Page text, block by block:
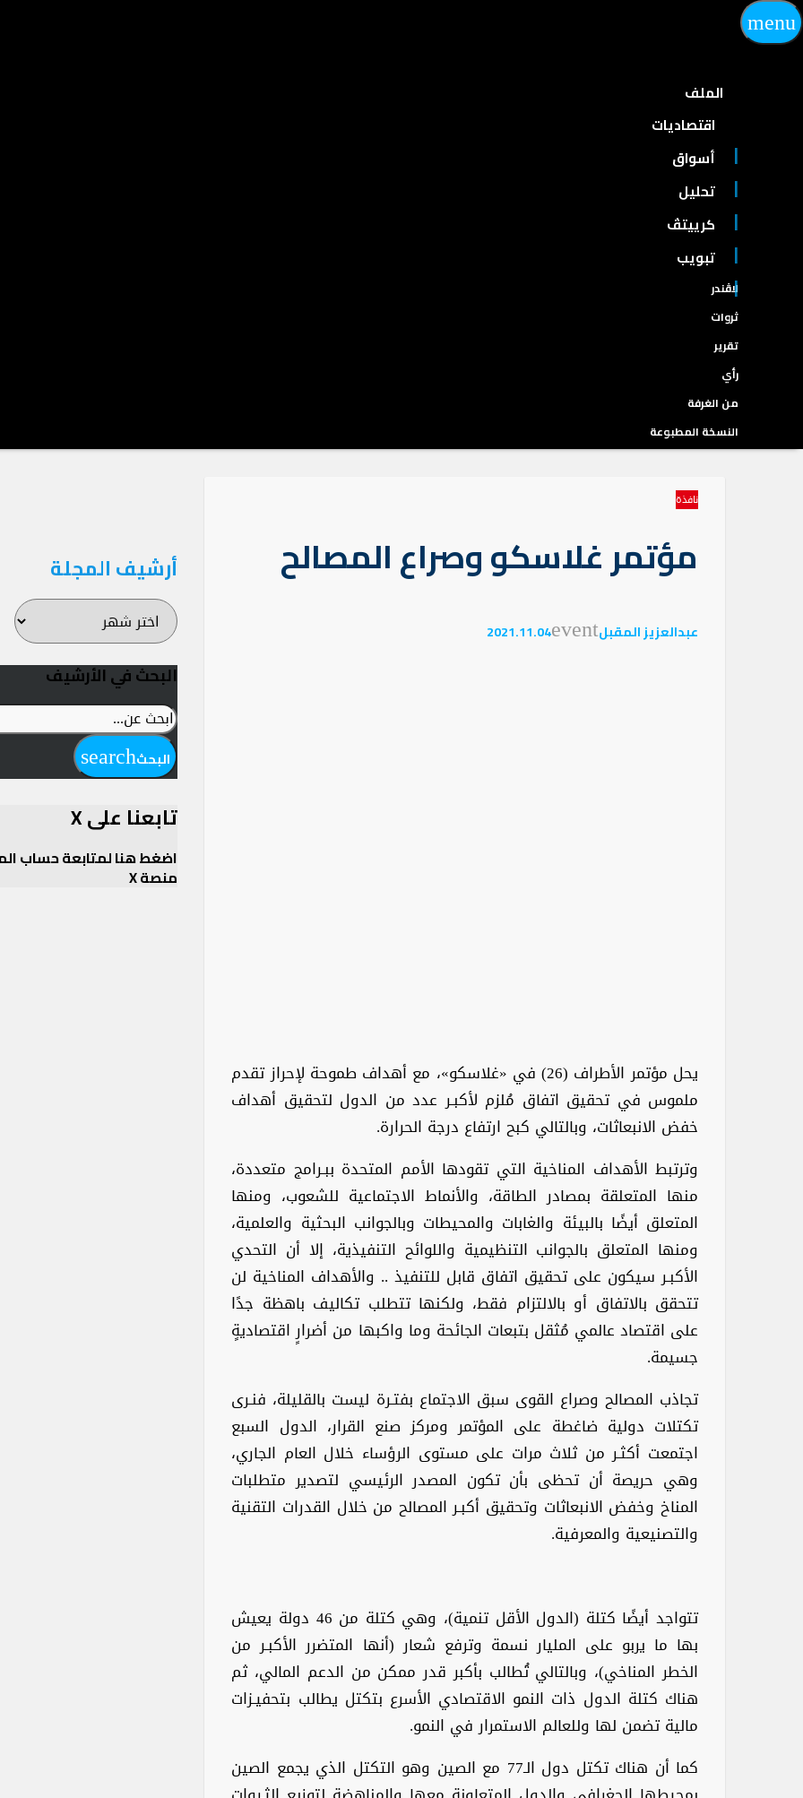
menu
الملف
اقتصاديات
أسواق
تحليل
كرييتڤ
تبويب
لاڤندر
ثروات
تقرير
رأي
من الغرفة
النسخة المطبوعة
نافذة
مؤتمر غلاسكو وصراع المصالح
عبدالعزيز المقبلevent
2021.11.04
يحل مؤتمر الأطراف (26) في «غلاسكو»، مع أهداف طموحة لإحراز تقدم
ملموس في تحقيق اتفاق مُلزم لأكبـر عدد من الدول لتحقيق أهداف
خفض الانبعاثات، وبالتالي كبح ارتفاع درجة الحرارة.
وترتبط الأهداف المناخية التي تقودها الأمم المتحدة ببـرامج متعددة،
منها المتعلقة بمصادر الطاقة، والأنماط الاجتماعية للشعوب، ومنها
المتعلق أيضًا بالبيئة والغابات والمحيطات وبالجوانب البحثية والعلمية،
ومنها المتعلق بالجوانب التنظيمية واللوائح التنفيذية، إلا أن التحدي
الأكبـر سيكون على تحقيق اتفاق قابل للتنفيذ .. والأهداف المناخية لن
تتحقق بالاتفاق أو بالالتزام فقط، ولكنها تتطلب تكاليف باهظة جدًا
على اقتصاد عالمي مُثقل بتبعات الجائحة وما واكبها من أضرارٍ اقتصاديةٍ
جسيمة.
تجاذب المصالح وصراع القوى سبق الاجتماع بفتـرة ليست بالقليلة، فنـرى
تكتلات دولية ضاغطة على المؤتمر ومركز صنع القرار، الدول السبع
اجتمعت أكثـر من ثلاث مرات على مستوى الرؤساء خلال العام الجاري،
وهي حريصة أن تحظى بأن تكون المصدر الرئيسي لتصدير متطلبات
المناخ وخفض الانبعاثات وتحقيق أكبـر المصالح من خلال القدرات التقنية
والتصنيعية والمعرفية.
تتواجد أيضًا كتلة (الدول الأقل تنمية)، وهي كتلة من 46 دولة يعيش
بها ما يربو على المليار نسمة وترفع شعار (أنها المتضرر الأكبـر من
الخطر المناخي)، وبالتالي تُطالب بأكبر قدر ممكن من الدعم المالي، ثم
هناك كتلة الدول ذات النمو الاقتصادي الأسرع بتكتل يطالب بتحفيـزات
مالية تضمن لها وللعالم الاستمرار في النمو.
كما أن هناك تكتل دول الـ77 مع الصين وهو التكتل الذي يجمع الصين
أرشيف المجلة
أرشيف
المجلة
البحث في الأرشيف
ابحث
عن:
البحثsearch
تابعنا على X
اضغط هنا لمتابعة حساب
منصة X